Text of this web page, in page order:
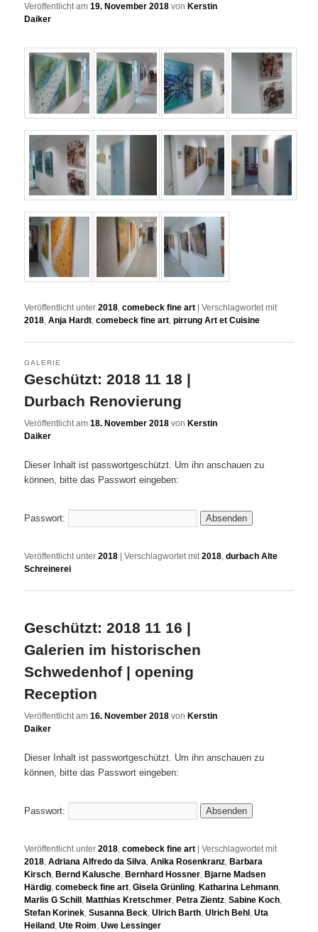
Veröffentlicht am19. November 2018 von Kerstin
Daiker
Veröffentlicht unter 2018,comebeck fine art |Verschlagwortet mit
2018,Anja Hardt,comebeck fine art,pirrung Art et Cuisine
Geschützt: 2018 11 18 |
Durbach Renovierung
GALERIE
Veröffentlicht am18. November 2018 vonKerstin
Daiker
Dieser Inhalt ist passwortgeschützt. Um ihn anschauen zu
können, bitte das Passwort eingeben:
Passwort:
Veröffentlicht unter 2018 |Verschlagwortet mit 2018,durbach Alte
Schreinerei
Geschützt: 2018 11 16 |
Galerien im historischen
Schwedenhof | opening
Reception
Veröffentlicht am16. November 2018 vonKerstin
Daiker
Dieser Inhalt ist passwortgeschützt. Um ihn anschauen zu
können, bitte das Passwort eingeben:
Passwort:
Veröffentlicht unter 2018,comebeck fine art |Verschlagwortet mit
2018,Adriana Alfredo da Silva,Anika Rosenkranz, Barbara
Kirsch, Bernd Kalusche, Bernhard Hossner, Bjarne Madsen
Härdig,comebeck fine art,Gisela Grünling, Katharina Lehmann,
Marlis G Schill , Matthias Kretschmer, Petra Zientz,Sabine Koch,
Stefan Korinek,Susanna Beck,Ulrich Barth,Ulrich Behl ,Uta
Heiland ,Ute Roim,Uwe Lessinger